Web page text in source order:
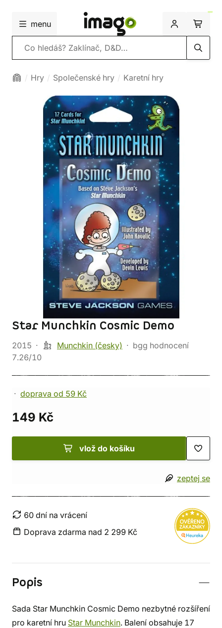
menu
Vyhledávání
Hry Společenské hry Karetní hry
Star Munchkin Cosmic Demo
2015 Munchkin (česky)
bgg hodnocení
7.26/10
doprava od 59 Kč
149 Kč
vlož do košíku
zeptej se
60 dní na vrácení
Doprava zdarma nad 2 299 Kč
Popis
Sada Star Munchkin Cosmic Demo nezbytné rozšíření
pro karetní hru Star Munchkin. Balení obsahuje 17